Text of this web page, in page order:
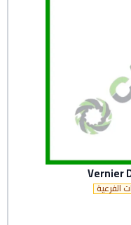
الفرعية